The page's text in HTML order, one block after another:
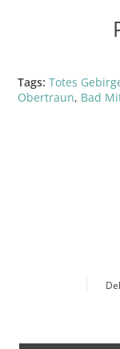
Tags: Totes
Obertraun, Bad